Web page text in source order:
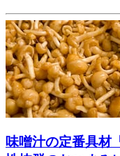
味噌汁の定番具材